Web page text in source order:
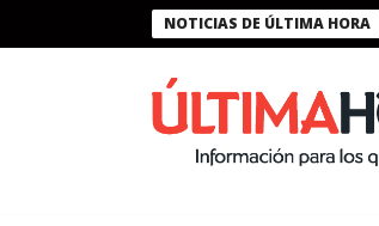
NOTICIAS DE ÚLTIMA HORA
Presidente Bukele condecora a